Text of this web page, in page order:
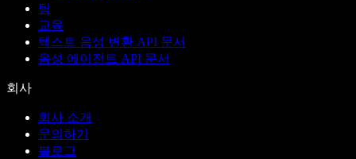
팀
교육
텍스트 음성 변환 API 문서
음성 에이전트 API 문서
회사
회사 소개
문의하기
블로그